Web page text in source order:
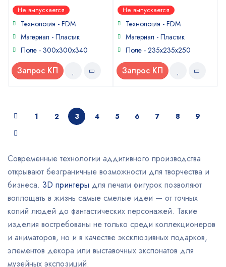
5out of 5
Не выпускается
Технология - FDM
Материал - Пластик
Поле - 300х300х340
Запрос КП
4out of
5Не выпускается
Технология - FDM
Материал - Пластик
Поле - 235х235х250
Запрос КП
1 2 3 4 5 6 7 8 9
Современные технологии аддитивного производства
открывают безграничные возможности для творчества и
бизнеса. 3D принтеры для печати фигурок позволяют
воплощать в жизнь самые смелые идеи — от точных
копий людей до фантастических персонажей. Такие
изделия востребованы не только среди коллекционеров
и аниматоров, но и в качестве эксклюзивных подарков,
элементов декора или выставочных экспонатов для
музейных экспозиций.